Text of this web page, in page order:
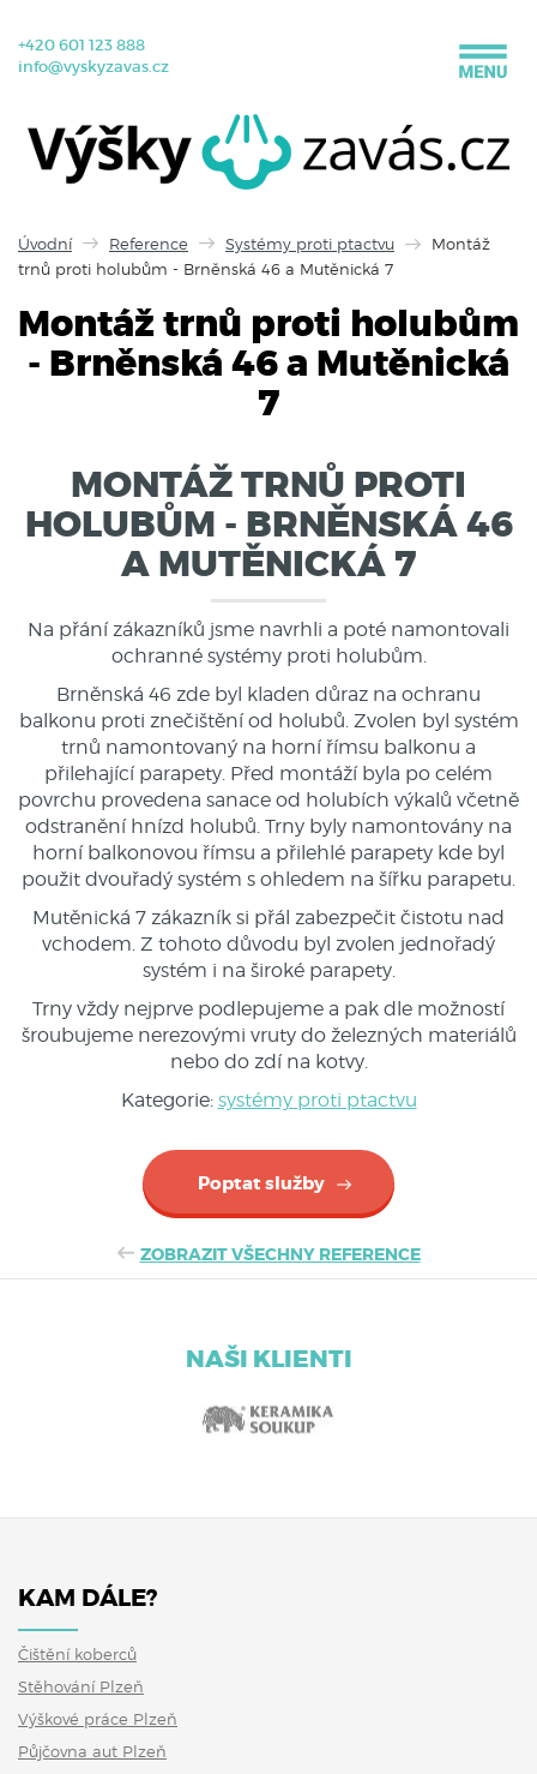
+420 601 123 888
info@vyskyzavas.cz
Úvodní Reference Systémy proti ptactvu
Montáž
trnů proti holubům - Brněnská 46 a Mutěnická 7
Montáž trnů proti holubům
- Brněnská 46 a Mutěnická
7
MONTÁŽ TRNŮ PROTI
HOLUBŮM - BRNĚNSKÁ 46
A MUTĚNICKÁ 7
Na přání zákazníků jsme navrhli a poté namontovali
ochranné systémy proti holubům.
Brněnská 46 zde byl kladen důraz na ochranu
balkonu proti znečištění od holubů. Zvolen byl systém
trnů namontovaný na horní římsu balkonu a
přilehající parapety. Před montáží byla po celém
povrchu provedena sanace od holubích výkalů včetně
odstranění hnízd holubů. Trny byly namontovány na
horní balkonovou římsu a přilehlé parapety kde byl
použit dvouřadý systém s ohledem na šířku parapetu.
Mutěnická 7 zákazník si přál zabezpečit čistotu nad
vchodem. Z tohoto důvodu byl zvolen jednořadý
systém i na široké parapety.
Trny vždy nejprve podlepujeme a pak dle možností
šroubujeme nerezovými vruty do železných materiálů
nebo do zdí na kotvy.
Kategorie: systémy proti ptactvu
Poptat služby
ZOBRAZIT VŠECHNY REFERENCE
NAŠI KLIENTI
KAM DÁLE?
Čištění koberců
Stěhování Plzeň
Výškové práce Plzeň
Půjčovna aut Plzeň